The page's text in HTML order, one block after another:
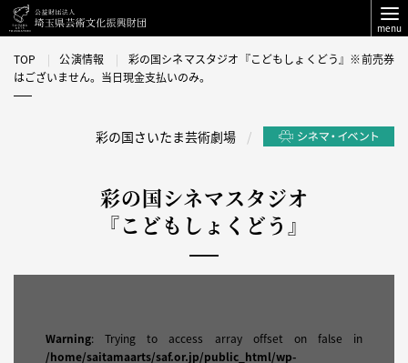
menu
TOP 公演情報
彩の国シネマスタジオ『こどもしょくどう』※前売券
はございません。当日現金支払いのみ。
彩の国さいたま芸術劇場
彩の国シネマスタジオ
『こどもしょくどう』
Warning: Trying to access array offset on false in
/home/saitamaarts/saf.or.jp/public_html/wp-